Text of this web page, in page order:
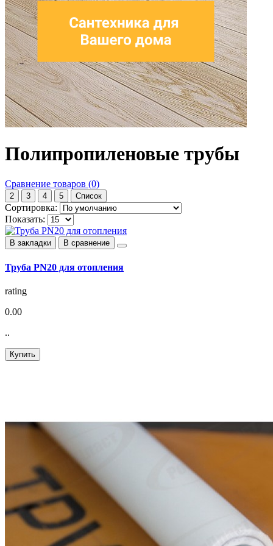
Полипропиленовые трубы
Сравнение товаров (0)
2 3 4 5 Список
Сортировка:
Показать:
В закладки В сравнение
Труба PN20 для отопления
rating
0.00
..
Купить